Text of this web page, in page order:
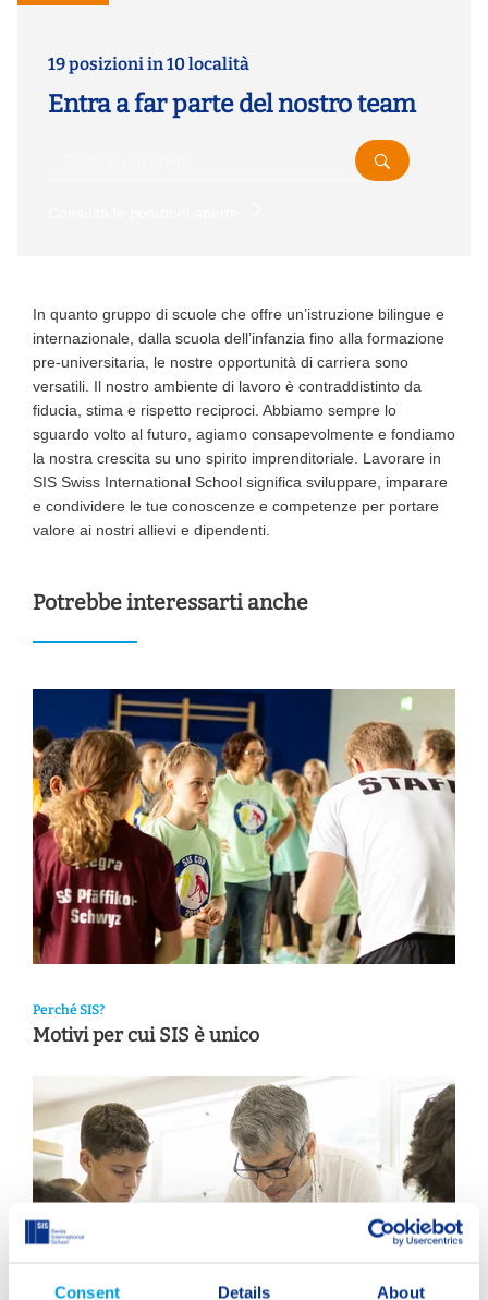
Consent Details About
19 posizioni in 10 località
Entra a far parte del nostro team
In quanto gruppo di scuole che offre un’istruzione bilingue e
internazionale, dalla scuola dell’infanzia fino alla formazione
pre-universitaria, le nostre opportunità di carriera sono
versatili. Il nostro ambiente di lavoro è contraddistinto da
fiducia, stima e rispetto reciproci. Abbiamo sempre lo
sguardo volto al futuro, agiamo consapevolmente e fondiamo
la nostra crescita su uno spirito imprenditoriale. Lavorare in
SIS Swiss International School significa sviluppare, imparare
e condividere le tue conoscenze e competenze per portare
valore ai nostri allievi e dipendenti.
Potrebbe interessarti anche
Perché SIS?
Motivi per cui SIS è unico